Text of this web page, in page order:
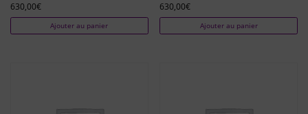
630,00€
Ajouter au panier
630,00€
Ajouter au panier